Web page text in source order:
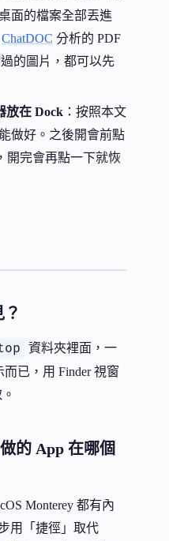
面的檔案全部丟進
ChatDOC 分析的 PDF
的圖片，都可以先
放在 Dock ：按照本文
做好。之後開會前點
開完會再點一下就恢
資料夾裡面，一
已，用 Finder 視窗
的 App 在哪個
Monterey 都有內
用「捷徑」取代